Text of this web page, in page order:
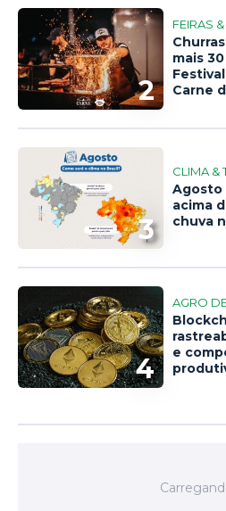
2
FEIRAS
mais
Carne
3
CLIMA &
Agosto
acima
chuva
4
AGRO
e